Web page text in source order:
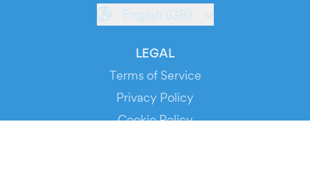
English (GB)
LEGAL
Terms of Service
Privacy Policy
Cookie Policy